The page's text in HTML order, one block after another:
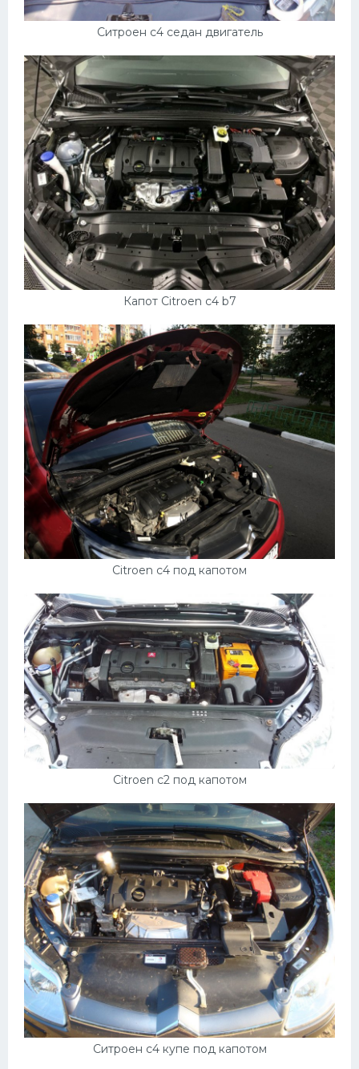
Ситроен с4 седан двигатель
Капот Citroen c4 b7
Citroen c4 под капотом
Citroen c2 под капотом
Ситроен с4 купе под капотом